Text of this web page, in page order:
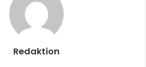
Redaktion